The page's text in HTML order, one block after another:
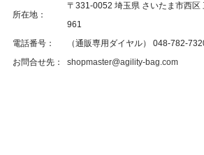
所在地：
〒331-0052 埼玉県 さいたま市西区
961
電話番号：
（通販専用ダイヤル） 048-782-
お問合せ先：
shopmaster@agility-bag.com